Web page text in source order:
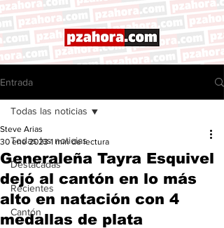
Entrada
Todas las noticias
Destacadas
Recientes
Cantón
Todas las noticias
Generaleña Tayra Esquivel
dejó al cantón en lo más
alto en natación con 4
medallas de plata
Steve Arias
30 ene 2023 1 min de lectura